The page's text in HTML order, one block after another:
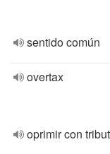
sentido común
overtax
oprimir con